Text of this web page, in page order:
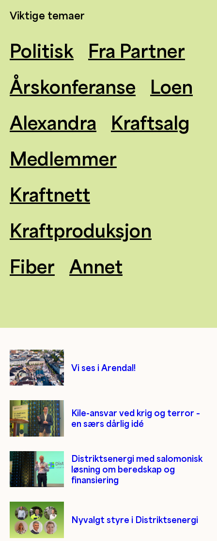
Viktige temaer
Politisk
Fra Partner
Årskonferanse
Loen
Alexandra
Kraftsalg
Medlemmer
Kraftnett
Kraftproduksjon
Fiber
Annet
Vi ses i Arendal!
Kile-ansvar ved krig og terror –
en særs dårlig idé
Distriktsenergi med salomonisk
løsning om beredskap og
finansiering
Nyvalgt styre i Distriktsenergi